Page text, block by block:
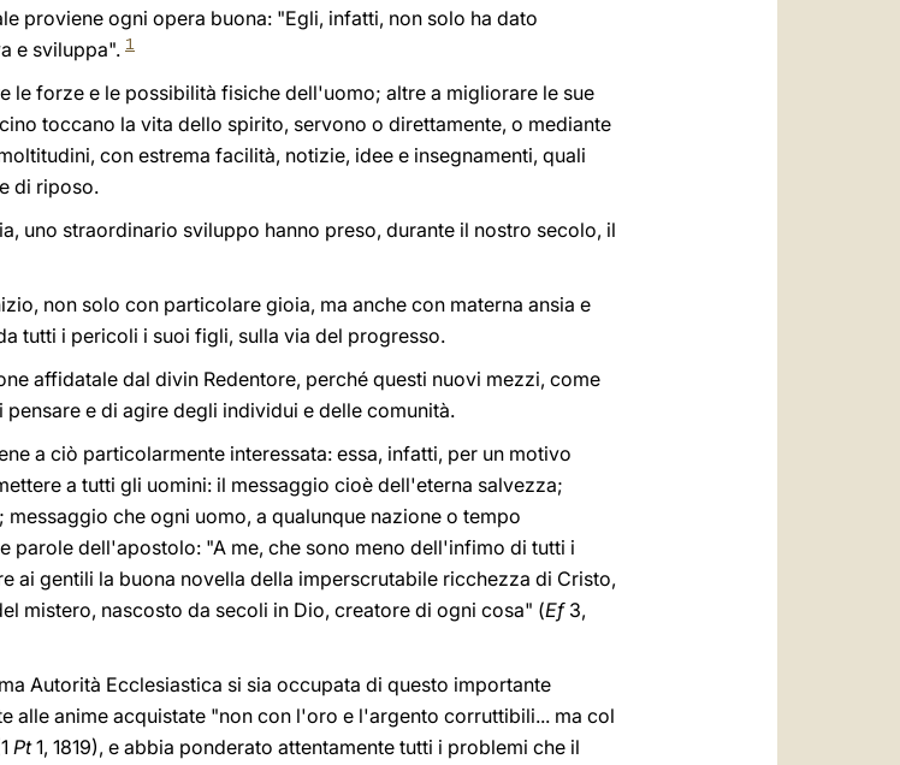
proviene ogni opera buona: "Egli, infatti, non solo ha dato
e sviluppa". 1
le forze e le possibilità fisiche dell'uomo; altre a migliorare le sue
toccano la vita dello spirito, servono o direttamente, o mediante
con estrema facilità, notizie, idee e insegnamenti, quali
di riposo.
uno straordinario sviluppo hanno preso, durante il nostro secolo, il
non solo con particolare gioia, ma anche con materna ansia e
tutti i pericoli i suoi figli, sulla via del progresso.
affidatale dal divin Redentore, perché questi nuovi mezzi, come
e di agire degli individui e delle comunità.
a ciò particolarmente interessata: essa, infatti, per un motivo
a tutti gli uomini: il messaggio cioè dell'eterna salvezza;
che ogni uomo, a qualunque nazione o tempo
parole dell'apostolo: "A me, che sono meno dell'infimo di tutti i
ai gentili la buona novella della imperscrutabile ricchezza di Cristo,
mistero, nascosto da secoli in Dio, creatore di ogni cosa" (Ef3,
Autorità Ecclesiastica si sia occupata di questo importante
alle anime acquistate "non con l'oro e l'argento corruttibili... ma col
Pt1, 1819), e abbia ponderato attentamente tutti i problemi che il